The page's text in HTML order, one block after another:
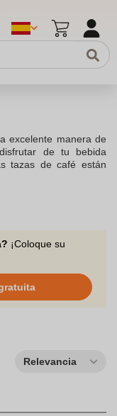
excelente manera de
de tu bebida
tazas de café están
para mantener tus
alta calidad como
tazas son aptas
durabilidad de la
nuestra gama cubre
la oficina, eventos
Descubre cómo
¡Coloque su
Relevancia